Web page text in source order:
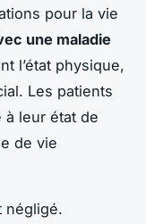
pour la vie
une maladie
l’état physique,
Les patients
à leur état de
de vie
négligé.